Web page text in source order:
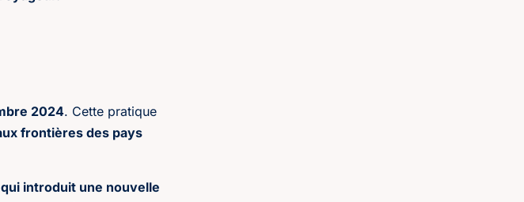
2024. Cette pratique
frontières des pays
introduit une nouvelle